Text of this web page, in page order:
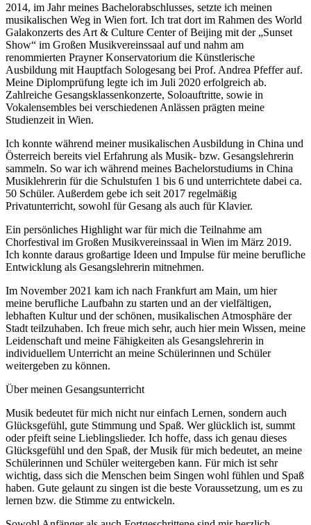
2014, im Jahr meines Bachelorabschlusses, setzte ich meinen
musikalischen Weg in Wien fort. Ich trat dort im Rahmen des World
Galakonzerts des Art & Culture Center of Beijing mit der „Sunset
Show“ im Großen Musikvereinssaal auf und nahm am
renommierten Prayner Konservatorium die Künstlerische
Ausbildung mit Hauptfach Sologesang bei Prof. Andrea Pfeffer auf.
Meine Diplomprüfung legte ich im Juli 2020 erfolgreich ab.
Zahlreiche Gesangsklassenkonzerte, Soloauftritte, sowie in
Vokalensembles bei verschiedenen Anlässen prägten meine
Studienzeit in Wien.
Ich konnte während meiner musikalischen Ausbildung in China und
Österreich bereits viel Erfahrung als Musik- bzw. Gesangslehrerin
sammeln. So war ich während meines Bachelorstudiums in China
Musiklehrerin für die Schulstufen 1 bis 6 und unterrichtete dabei ca.
50 Schüler. Außerdem gebe ich seit 2017 regelmäßig
Privatunterricht, sowohl für Gesang als auch für Klavier.
Ein persönliches Highlight war für mich die Teilnahme am
Chorfestival im Großen Musikvereinssaal in Wien im März 2019.
Ich konnte daraus großartige Ideen und Impulse für meine berufliche
Entwicklung als Gesangslehrerin mitnehmen.
Im November 2021 kam ich nach Frankfurt am Main, um hier
meine berufliche Laufbahn zu starten und an der vielfältigen,
lebhaften Kultur und der schönen, musikalischen Atmosphäre der
Stadt teilzuhaben. Ich freue mich sehr, auch hier mein Wissen, meine
Leidenschaft und meine Fähigkeiten als Gesangslehrerin in
individuellem Unterricht an meine Schülerinnen und Schüler
weitergeben zu können.
Über meinen Gesangsunterricht
Musik bedeutet für mich nicht nur einfach Lernen, sondern auch
Glücksgefühl, gute Stimmung und Spaß. Wer glücklich ist, summt
oder pfeift seine Lieblingslieder. Ich hoffe, dass ich genau dieses
Glücksgefühl und den Spaß, der Musik für mich bedeutet, an meine
Schülerinnen und Schüler weitergeben kann. Für mich ist sehr
wichtig, dass sich die Menschen beim Singen wohl fühlen und Spaß
haben. Gute gelaunt zu singen ist die beste Voraussetzung, um es zu
lernen bzw. die Stimme zu entwickeln.